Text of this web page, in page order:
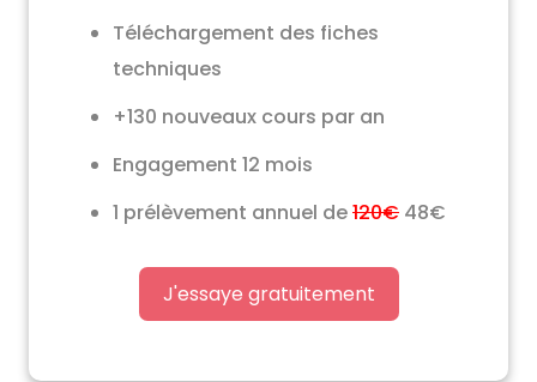
Téléchargement des fiches
techniques
+130 nouveaux cours par an
Engagement 12 mois
1 prélèvement annuel de120€ 48€
J'essaye gratuitement